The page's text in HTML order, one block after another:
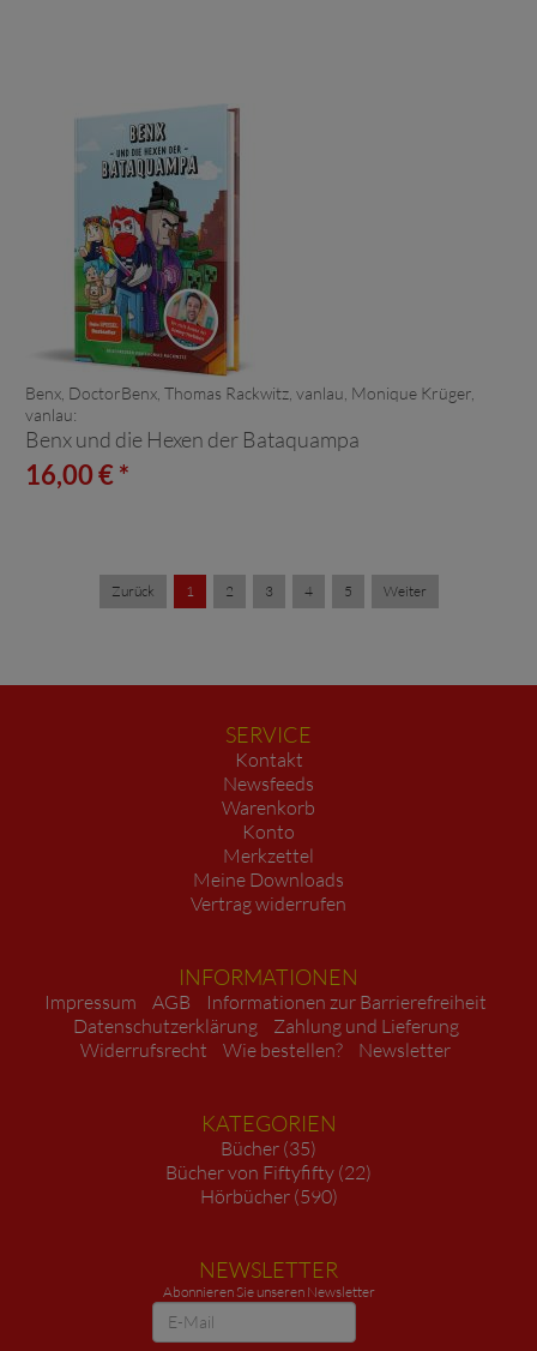
Benx, DoctorBenx, Thomas Rackwitz, vanlau, Monique Krüger,
vanlau:
Benx und die Hexen der Bataquampa
16,00 € *
Zurück 1 2 3 4 5 Weiter
SERVICE
Kontakt
Newsfeeds
Warenkorb
Konto
Merkzettel
Meine Downloads
Vertrag widerrufen
INFORMATIONEN
Impressum AGB
Informationen zur Barrierefreiheit
Datenschutzerklärung
Zahlung und Lieferung
Widerrufsrecht
Wie bestellen? Newsletter
KATEGORIEN
Bücher (35)
Bücher von Fiftyfifty (22)
Hörbücher (590)
NEWSLETTER
Abonnieren Sie unseren Newsletter
Newsletter